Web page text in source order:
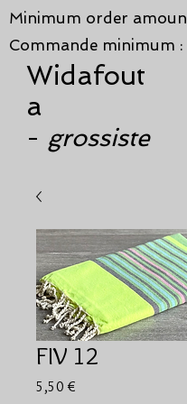
Minimum order
Commande minimum
Widafout
a
- grossiste
FIV 12
5,50 €